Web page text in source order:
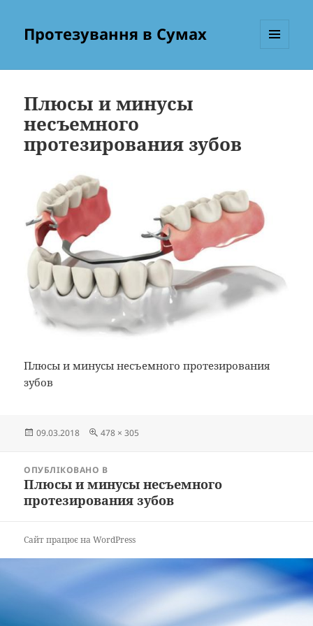
Протезування в Сумах
Плюсы и минусы
несъемного
протезирования зубов
Плюсы и минусы несъемного протезирования
зубов
Опубліковано
09.03.2018
Повний
478 × 305
записівОПУБЛІКОВАНО В
Плюсы и минусы несъемного
протезирования зубов
Сайт працює на WordPress